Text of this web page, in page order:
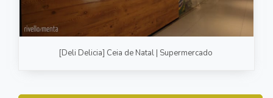
[Deli Delicia] Ceia de Natal | Supermercado